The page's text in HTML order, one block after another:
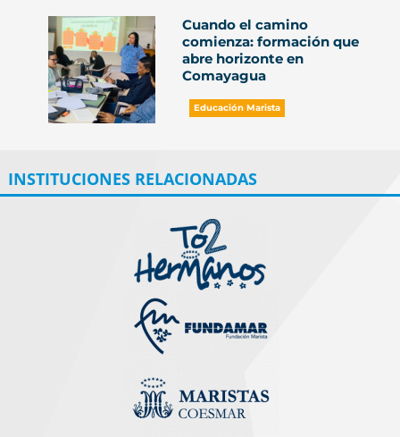
Cuando el camino
comienza: formación que
abre horizonte en
Comayagua
Educación Marista
INSTITUCIONES RELACIONADAS